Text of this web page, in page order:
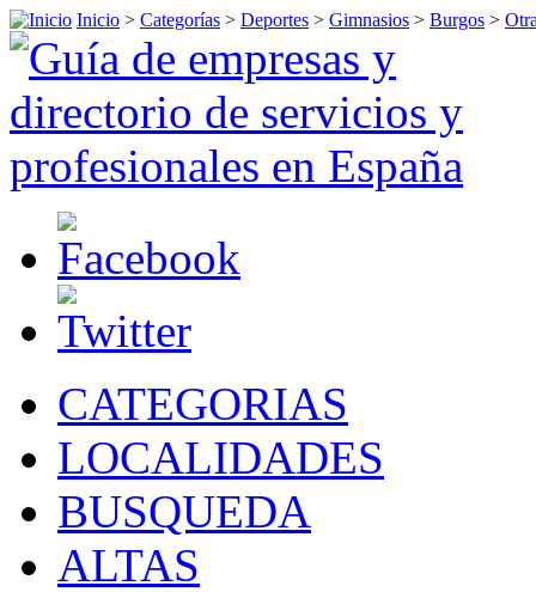
Inicio > Categorías > Deportes > Gimnasios > Burgos >
CATEGORIAS
LOCALIDADES
BUSQUEDA
ALTAS